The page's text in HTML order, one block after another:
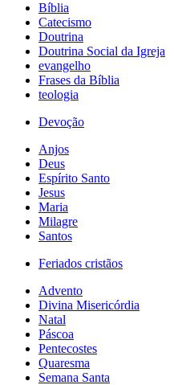
Bíblia
Catecismo
Doutrina
Doutrina Social da Igreja
evangelho
Frases da Bíblia
teologia
Devoção
Anjos
Deus
Espírito Santo
Jesus
Maria
Milagre
Santos
Feriados cristãos
Advento
Divina Misericórdia
Natal
Páscoa
Pentecostes
Quaresma
Semana Santa